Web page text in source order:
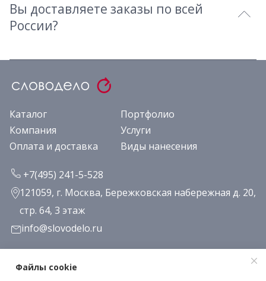
Вы доставляете заказы по всей
России?
Каталог
Портфолио
Компания
Услуги
Оплата и доставка
Виды нанесения
+7(495) 241-5-528
121059, г. Москва, Бережковская набережная д. 20,
стр. 64, 3 этаж
info@slovodelo.ru
Заказать звонок
Файлы cookie